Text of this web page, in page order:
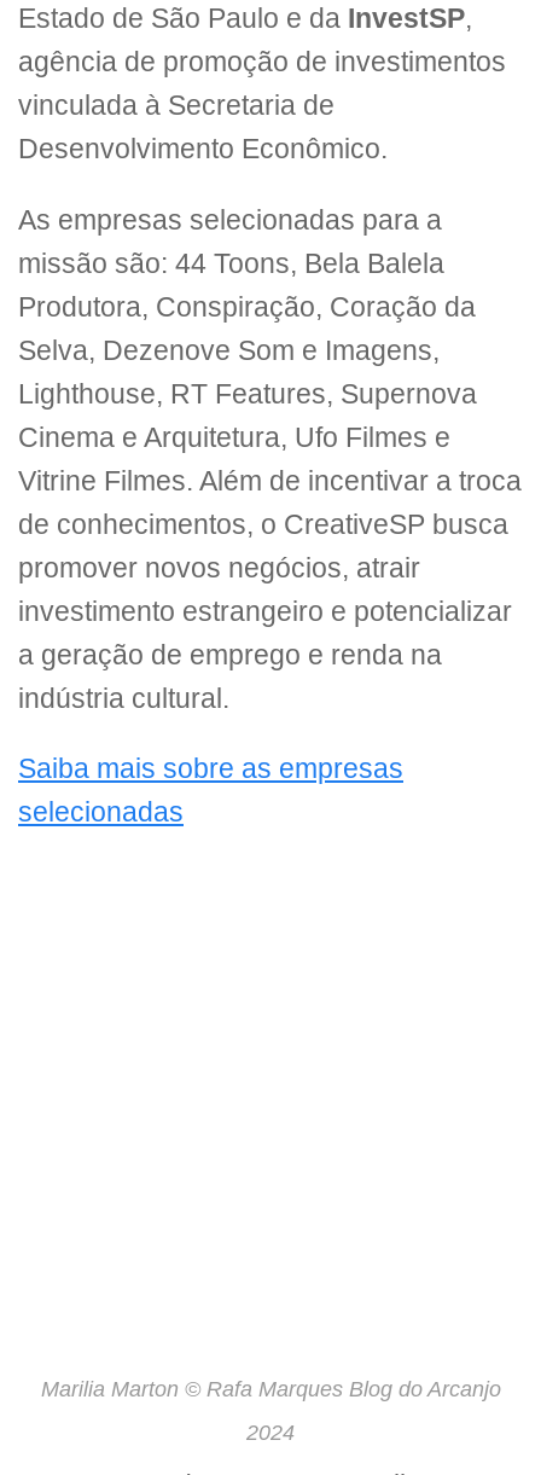
Estado de São Paulo e da InvestSP,
agência de promoção de investimentos
vinculada à Secretaria de
Desenvolvimento Econômico.
As empresas selecionadas para a
missão são: 44 Toons, Bela Balela
Produtora, Conspiração, Coração da
Selva, Dezenove Som e Imagens,
Lighthouse, RT Features, Supernova
Cinema e Arquitetura, Ufo Filmes e
Vitrine Filmes. Além de incentivar a troca
de conhecimentos, o CreativeSP busca
promover novos negócios, atrair
investimento estrangeiro e potencializar
a geração de emprego e renda na
indústria cultural.
Saiba mais sobre as empresas
selecionadas
Marilia Marton © Rafa Marques Blog do Arcanjo
2024